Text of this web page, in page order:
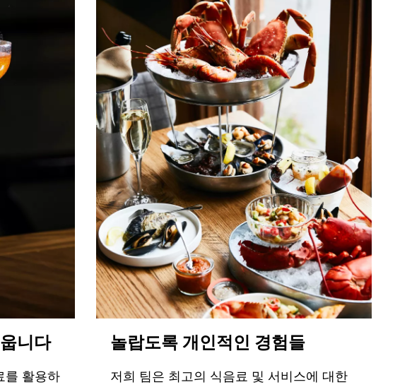
니다
를 활용하
놀랍도록 개인적인 경험들
저희 팀은 최고의 식음료 및 서비스에 대한